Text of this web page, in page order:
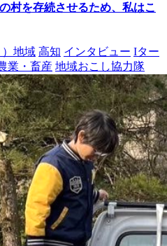
村を存続させるため、私はこ
地域 高知 インタビュー Iター
業・畜産 地域おこし協力隊